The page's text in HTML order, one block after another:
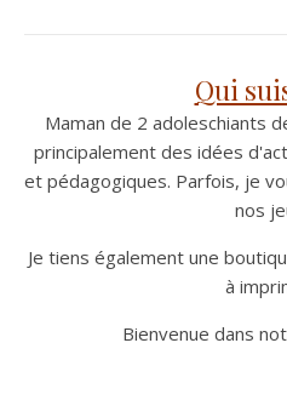
Qui
Maman de 2 adoleschiants
principalement des idées
et pédagogiques. Parfois, je
nos
Je tiens également une
à
Bienvenue dans